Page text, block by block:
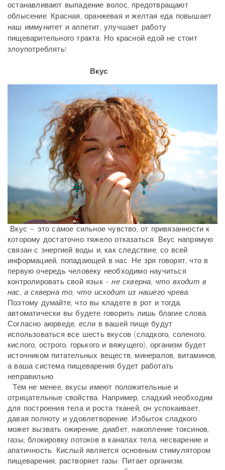
останавливают выпадение волос, предотвращают
облысение. Красная, оранжевая и желтая еда повышает
наш иммунитет и аппетит, улучшает работу
пищеварительного тракта. Но красной едой не стоит
злоупотреблять!
Вкус
Вкус – это самое сильное чувство, от привязанности к
которому достаточно тяжело отказаться. Вкус напрямую
связан с энергией воды и, как следствие, со всей
информацией, попадающей в нас. Не зря говорят, что в
первую очередь человеку необходимо научиться
контролировать свой язык -не скверна, что входит в
нас, а скверна то, что исходит из нашего чрева.
Поэтому думайте, что вы кладете в рот и тогда,
автоматически вы будете говорить лишь благие слова.
Согласно аюрведе, если в вашей пище будут
использоваться все шесть вкусов (сладкого, соленого,
кислого, острого, горького и вяжущего), организм будет
источником питательных веществ, минералов, витаминов,
а ваша система пищеварения будет работать
неправильно.
Тем не менее, вкусы имеют положительные и
отрицательные свойства. Например, сладкий необходим
для построения тела и роста тканей, он успокаивает,
давая полноту и удовлетворение. Избыток сладкого
может вызвать ожирение, диабет, накопление токсинов,
газы, блокировку потоков в каналах тела, несварение и
апатичность. Кислый является основным стимулятором
пищеварения, растворяет газы. Питает организм,